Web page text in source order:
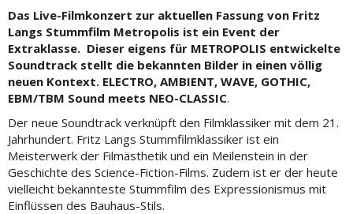
Das Live-Filmkonzert zur aktuellen Fassung von Fritz
Langs Stummfilm Metropolis ist ein Event der
Extraklasse. Dieser eigens für METROPOLIS entwickelte
Soundtrack stellt die bekannten Bilder in einen völlig
neuen Kontext. ELECTRO, AMBIENT, WAVE, GOTHIC,
EBM/TBM Sound meets NEO-CLASSIC.
Der neue Soundtrack verknüpft den Filmklassiker mit dem 21.
Jahrhundert. Fritz Langs Stummfilmklassiker ist ein
Meisterwerk der Filmästhetik und ein Meilenstein in der
Geschichte des Science-Fiction-Films. Zudem ist er der heute
vielleicht bekannteste Stummfilm des Expressionismus mit
Einflüssen des Bauhaus-Stils.